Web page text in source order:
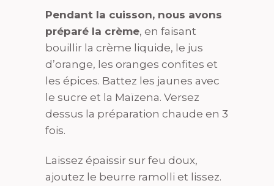
Pendant la cuisson, nous avons
préparé la crème, en faisant
bouillir la crème liquide, le jus
d’orange, les oranges confites et
les épices. Battez les jaunes avec
le sucre et la Maïzena. Versez
dessus la préparation chaude en 3
fois.
Laissez épaissir sur feu doux,
ajoutez le beurre ramolli et lissez.